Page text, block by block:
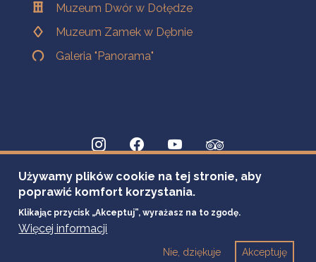
Muzeum Dwór w Dołędze
Muzeum Zamek w Dębnie
Galeria "Panorama"
Używamy plików cookie na tej stronie, aby
poprawić komfort korzystania.
Klikając przycisk „Akceptuj”, wyrażasz na to zgodę.
Więcej informacji
Akceptuję
Nie, dziękuje